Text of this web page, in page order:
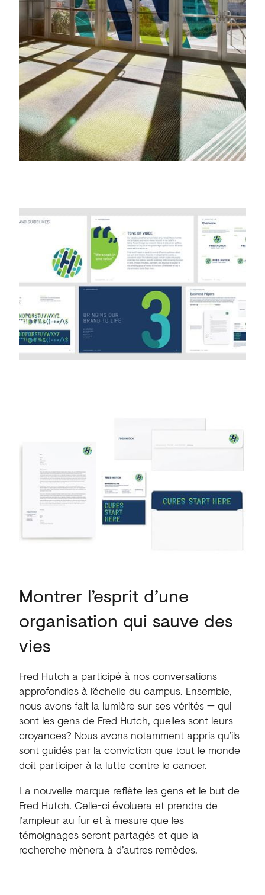
Montrer l’esprit d’une
organisation qui sauve des
vies
Fred Hutch a participé à nos conversations
approfondies à l’échelle du campus. Ensemble,
nous avons fait la lumière sur ses vérités — qui
sont les gens de Fred Hutch, quelles sont leurs
croyances? Nous avons notamment appris qu’ils
sont guidés par la conviction que tout le monde
doit participer à la lutte contre le cancer.
La nouvelle marque reflète les gens et le but de
Fred Hutch. Celle-ci évoluera et prendra de
l’ampleur au fur et à mesure que les
témoignages seront partagés et que la
recherche mènera à d’autres remèdes.